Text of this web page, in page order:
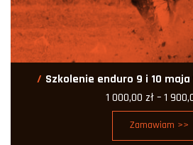
Szkolenie enduro 9 i 10
1 000,00 zł–1
Zamawiam >>